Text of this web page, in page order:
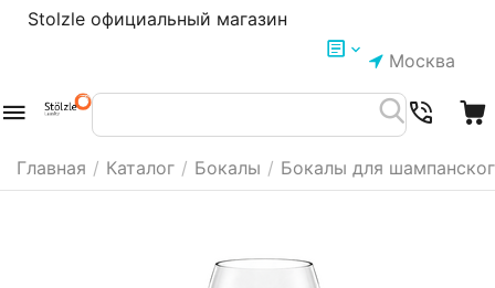
Stolzle официальный магазин
Москва
Главная / Каталог / Бокалы / Бокалы для